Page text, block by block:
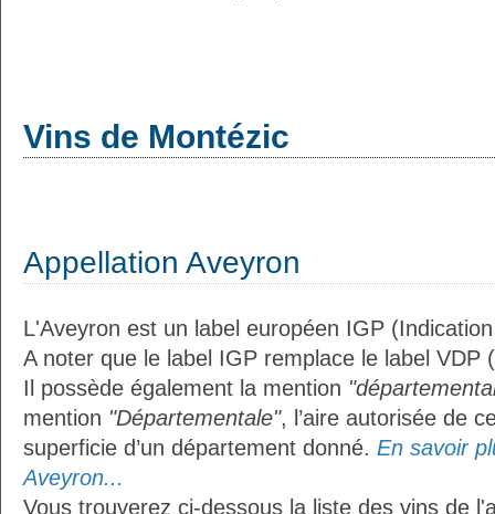
Vins de Montézic
Appellation Aveyron
L'Aveyron est un label européen IGP
A noter que le label IGP remplace le label VDP
Il possède également la mention
mention "Départementale", l’aire autorisée de
superficie d’un département donné. En savoir
Aveyron...
Vous trouverez ci-dessous la liste des vins de